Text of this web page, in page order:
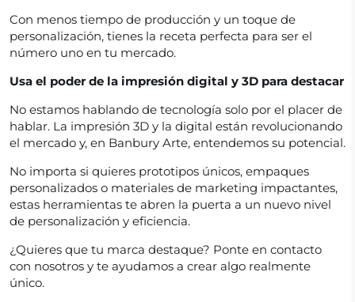
Con menos tiempo de producción y un toque de
personalización, tienes la receta perfecta para ser el
número uno en tu mercado.
Usa el poder de la impresión digital y 3D para destacar
No estamos hablando de tecnología solo por el placer de
hablar. La impresión 3D y la digital están revolucionando
el mercado y, en Banbury Arte, entendemos su potencial.
No importa si quieres prototipos únicos, empaques
personalizados o materiales de marketing impactantes,
estas herramientas te abren la puerta a un nuevo nivel
de personalización y eficiencia.
¿Quieres que tu marca destaque? Ponte en contacto
con nosotros y te ayudamos a crear algo realmente
único.